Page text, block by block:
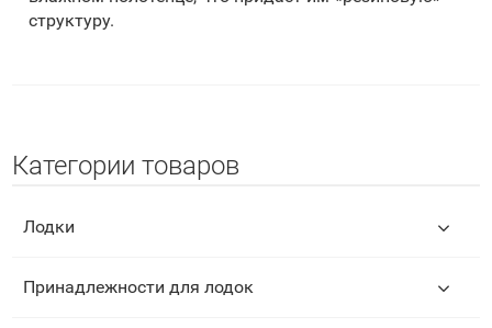
структуру.
Категории товаров
Лодки
Принадлежности для лодок